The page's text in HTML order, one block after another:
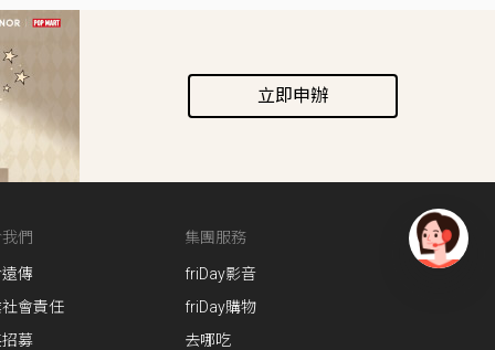
立即申辦
們
傳
會責任
募
集團服務
friDay影音
friDay購物
去哪吃